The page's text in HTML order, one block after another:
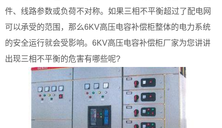
件、线路参数或负荷不对称。如果三相不平衡超过了配电网
可以承受的范围，那么6KV高压电容补偿柜整体的电力系统
的安全运行就会受影响。6KV高压电容补偿柜厂家为您讲讲
出现三相不平衡的危害有哪些呢?